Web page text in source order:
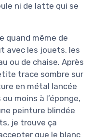
ni de latte qui se
quand même de
avec les jouets, les
ou de chaise. Après
trace sombre sur
en métal lancée
moins à l’éponge,
peinture blindée
je trouve ça
que le blanc